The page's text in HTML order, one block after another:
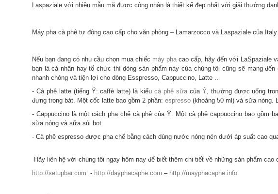
Laspaziale với nhiều mẫu mã được công nhận là thiết kế đẹp nhất với giải thưởng
Máy pha cà phê tự động cao cấp cho văn phòng – Lamarzocco và Laspaziale của Italy
Nếu bạn đang có nhu cầu chọn mua chiếc máy pha cao cấp, hãy đến với LaSpaziale
bạn là cá nhân hay tổ chức thì dòng sản phẩm này của chúng tôi cũng sẽ mang
nhanh chóng và tiện lợi cho dòng Esspresso, Cappuccino, Latte ..
- Cà phê latte (tiếng Ý: caffè latte) là kiểucà phê sữacủa Ý, thường được uống
đựng trong bát. Một cốc latte bao gồm 2 phần: espresso (khoảng 50 ml) và sữa
- Cappuccino là một cách pha chế cà phê của Ý. Một cà phê cappuccino bao gồm
sữa nóng và sữa sủi bọt.
- Cà phê espresso được pha chế bằng cách dùng nước nóng nén dưới áp suất cao
Hãy liên hệ với chúng tôi ngay hôm nay để biết thêm chi tiết về những sản phẩm cao
http://setupbar.com - http://dayphacaphe.com – http://mayphacaphe.info